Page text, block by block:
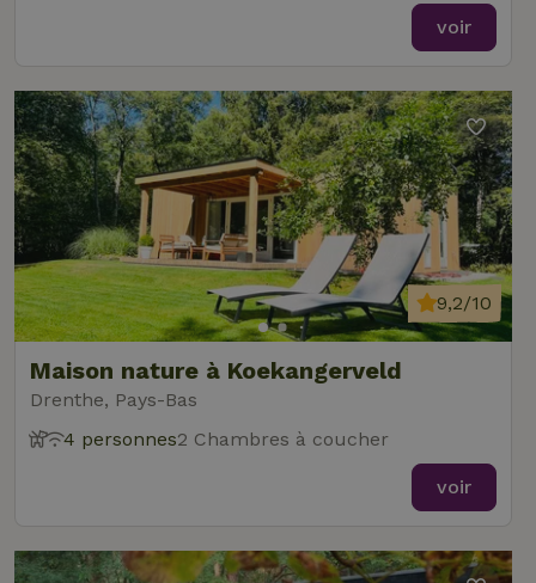
voir
Maison nature à Koekangerveld
Drenthe, Pays-Bas
9,2/10
4 personnes2 Chambres à coucher
voir